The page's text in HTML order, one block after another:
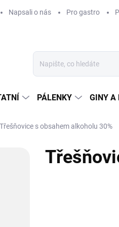
Napsali o nás Pro gastro
PÁLENKY GINY A
Třešňovice s obsahem alkoholu 30%